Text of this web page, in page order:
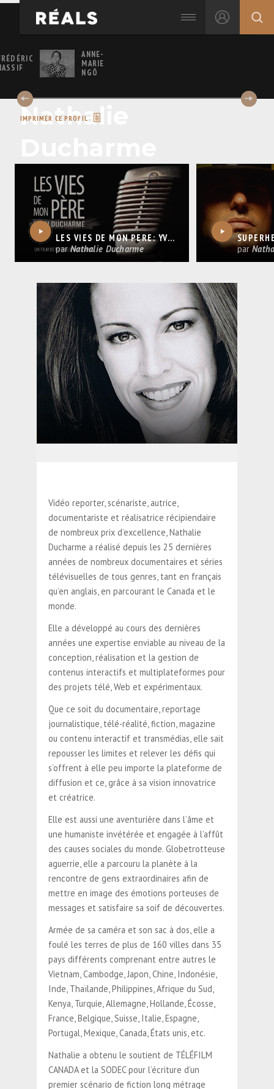
ANNE-
MARIE
NGÔ
Nathalie
IMPRIMER CE PROFIL
LES VIES DE MON PÈRE: YVAN DUCHARME - BANDE ANNONCE (3MIN 30SEC)
parNathalie Ducharme par
Vidéo reporter, scénariste, autrice,
documentariste et réalisatrice récipiendaire
de nombreux prix d’excellence, Nathalie
Ducharme a réalisé depuis les 25 dernières
années de nombreux documentaires et séries
télévisuelles de tous genres, tant en français
qu’en anglais, en parcourant le Canada et le
monde.
Elle a développé au cours des dernières
années une expertise enviable au niveau de la
conception, réalisation et la gestion de
contenus interactifs et multiplateformes pour
des projets télé, Web et expérimentaux.
Que ce soit du documentaire, reportage
journalistique, télé-réalité, fiction, magazine
ou contenu interactif et transmédias, elle sait
repousser les limites et relever les défis qui
s’offrent à elle peu importe la plateforme de
diffusion et ce, grâce à sa vision innovatrice
et créatrice.
Elle est aussi une aventurière dans l’âme et
une humaniste invétérée et engagée à l’affût
des causes sociales du monde. Globetrotteuse
aguerrie, elle a parcouru la planète à la
rencontre de gens extraordinaires afin de
mettre en image des émotions porteuses de
messages et satisfaire sa soif de découvertes.
Armée de sa caméra et son sac à dos, elle a
foulé les terres de plus de 160 villes dans 35
pays différents comprenant entre autres le
Vietnam, Cambodge, Japon, Chine, Indonésie,
Inde, Thaïlande, Philippines, Afrique du Sud,
Kenya, Turquie, Allemagne, Hollande, Écosse,
France, Belgique, Suisse, Italie, Espagne,
Portugal, Mexique, Canada, États unis, etc.
Nathalie a obtenu le soutient de TÉLÉFILM
CANADA et la SODEC pour l’écriture d’un
premier scénario de fiction long métrage